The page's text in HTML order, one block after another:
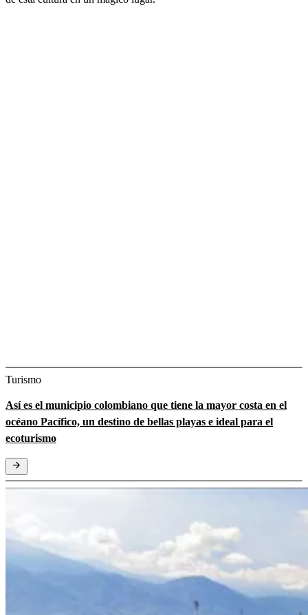
Turismo
Así es el municipio colombiano que tiene la mayor costa en el
océano Pacífico, un destino de bellas playas e ideal para el
ecoturismo